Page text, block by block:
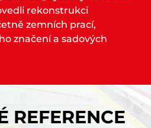
rekonstrukci
zemních prací,
značení a sadových
REFERENCE